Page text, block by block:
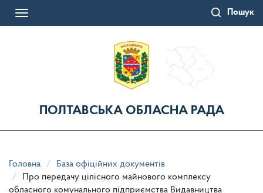
Пошук
Toggle
ПОЛТАВСЬКА ОБЛАСНА РАДА
Головна
База офіційних документів
Про передачу цілісного майнового комплексу
обласного комунального підприємства Видавництва